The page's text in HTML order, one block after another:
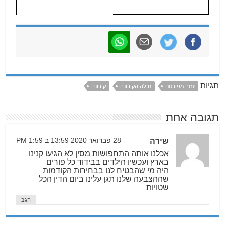
תגיות זמר מפורסם חולה הקורונה קורונה
תגובה אחת
שירה 28 פברואר 2020 13:59 ב 1:59 PM
אכלנו אותה התחפושות מסין לא הגיעו קנינו
בארץ ועכשיו הילדים בבידוד כל פורים
היה מי שהבטיח לנו בבחירות הקודמות
שההצבעה שלנו תגן עלינו ביום הדין הכל
שטויות
הגב